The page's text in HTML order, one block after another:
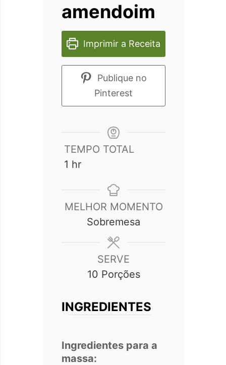
amendoim
Imprimir a Receita
Publique no
Pinterest
TEMPO TOTAL
1 hour
hr
MELHOR MOMENTO
Sobremesa
SERVE
10 Porções
INGREDIENTES
Ingredientes para a
massa: